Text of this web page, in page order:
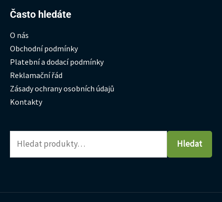
Často hledáte
O nás
Obchodní podmínky
Platební a dodací podmínky
Reklamační řád
Zásady ochrany osobních údajů
Kontakty
Hledat:
Hledat